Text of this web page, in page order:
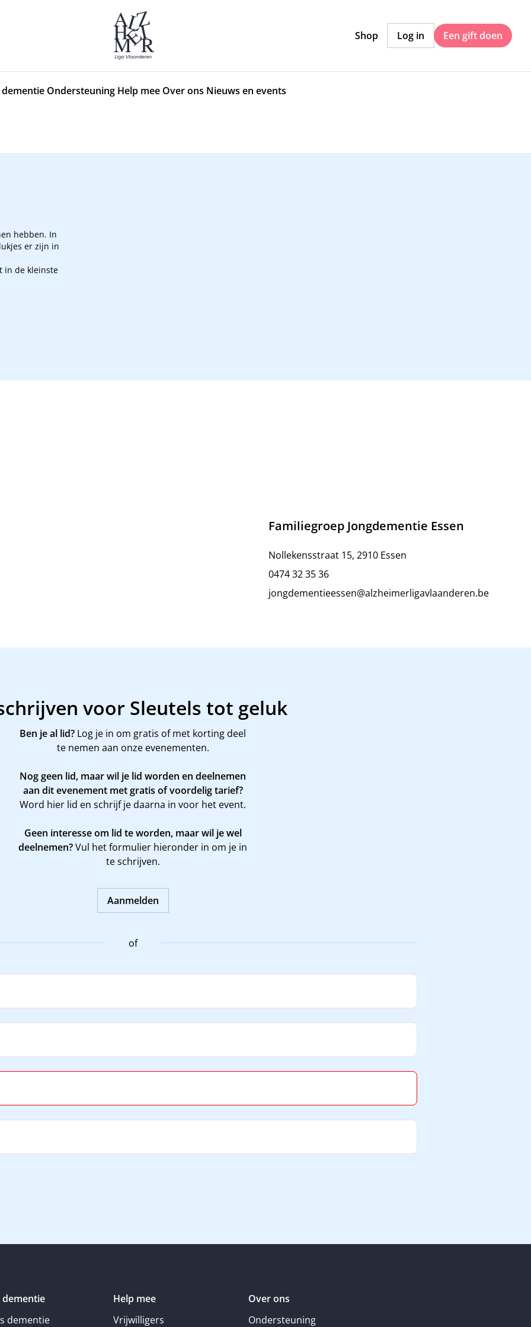
Shop Log in Een gift doen
Ondersteuning Help mee Over ons Nieuws en events
hebben. In
er zijn in
in de kleinste
Familiegroep Jongdementie Essen
Nollekensstraat 15, 2910 Essen
0474 32 35 36
jongdementieessen@alzheimerligavlaanderen.be
voor Sleutels tot geluk
Ben je al lid? Log je in om gratis of met korting deel
te nemen aan onze evenementen.
Nog geen lid, maar wil je lid worden en deelnemen
aan dit evenement met gratis of voordelig tarief?
Word hier lid en schrijf je daarna in voor het event.
Geen interesse om lid te worden, maar wil je wel
deelnemen?Vul het formulier hieronder in om je in
te schrijven.
Aanmelden
of
dementie
dementie
Help mee
Vrijwilligers
Over ons
Ondersteuning